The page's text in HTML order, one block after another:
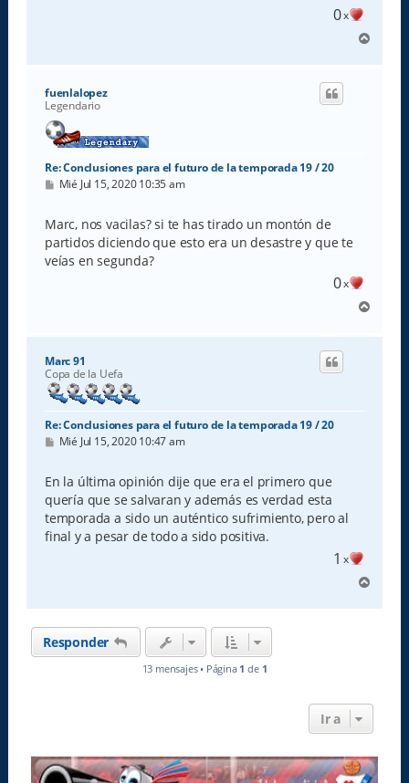
0x
r
fuenlalopez
Legendario
Re: Conclusiones para el futuro de la temporada 19 / 20
M
s
a
j
e
Mié Jul 15, 2020 10:35 am
Marc, nos vacilas? si te has tirado un montón de
partidos diciendo que esto era un desastre y que te
veías en segunda?
0x
r
Marc 91
Copa de la Uefa
Re: Conclusiones para el futuro de la temporada 19 / 20
M
s
a
j
e
Mié Jul 15, 2020 10:47 am
En la última opinión dije que era el primero que
quería que se salvaran y además es verdad esta
temporada a sido un auténtico sufrimiento, pero al
final y a pesar de todo a sido positiva.
1 x
r
Responder
13 mensajes • Página 1 de 1
Ir a